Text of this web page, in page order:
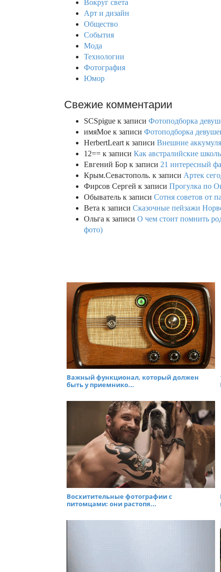
Вокруг света
Арт и дизайн
Общество
События
Мода
Технологии
Фотография
Юмор
Свежие комментарии
SCSpigue к записи Фотоподборка
имяМое к записи Фотоподборка
HerbertLeart к записи Внешние
12== к записи Как австралийские
Евгений Бор к записи 21 интересный
Крым.Севастополь. к записи Артек
Фирсов Сергей к записи Прогулка по
Обыватель к записи Сотня советов от
Вета к записи Сказочные пейзажи
Ольга к записи О чем стоит помнить
фото)
Важный функционал, который должен
быть у приемнико...
Восхитительные фотографии с
питомцами: они растопя...